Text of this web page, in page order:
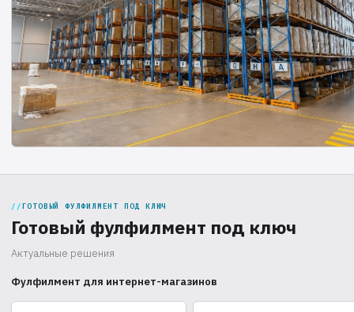
ГОТОВЫЙ ФУЛФИЛМЕНТ ПОД КЛЮЧ
Готовый фулфилмент под ключ
Актуальные решения
Фулфилмент для интернет-магазинов